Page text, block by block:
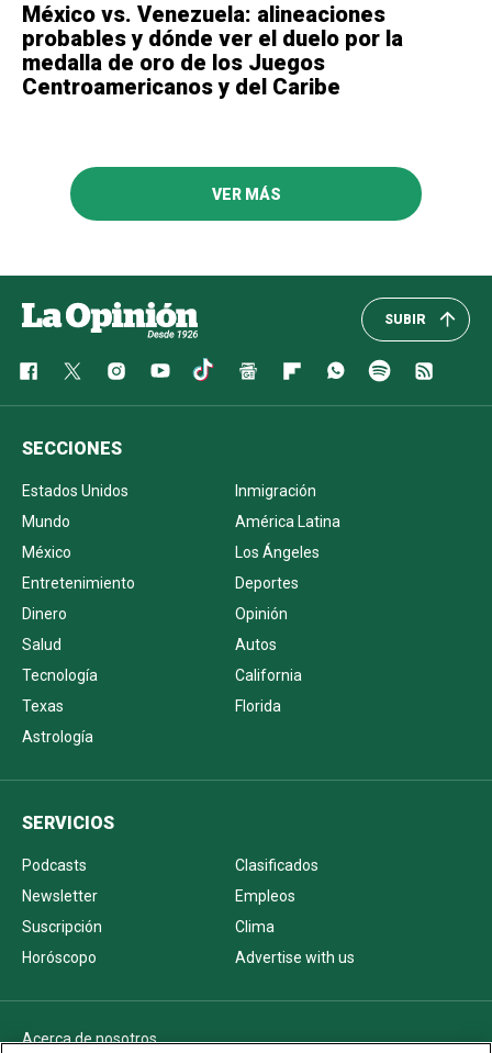
México vs. Venezuela: alineaciones
probables y dónde ver el duelo por la
medalla de oro de los Juegos
Centroamericanos y del Caribe
VER MÁS
SUBIR
SECCIONES
Estados Unidos
Inmigración
Mundo
América Latina
México
Los Ángeles
Entretenimiento
Deportes
Dinero
Opinión
Salud
Autos
Tecnología
California
Texas
Florida
Astrología
SERVICIOS
Podcasts
Clasificados
Newsletter
Empleos
Suscripción
Clima
Horóscopo
Advertise with us
Acerca de nosotros